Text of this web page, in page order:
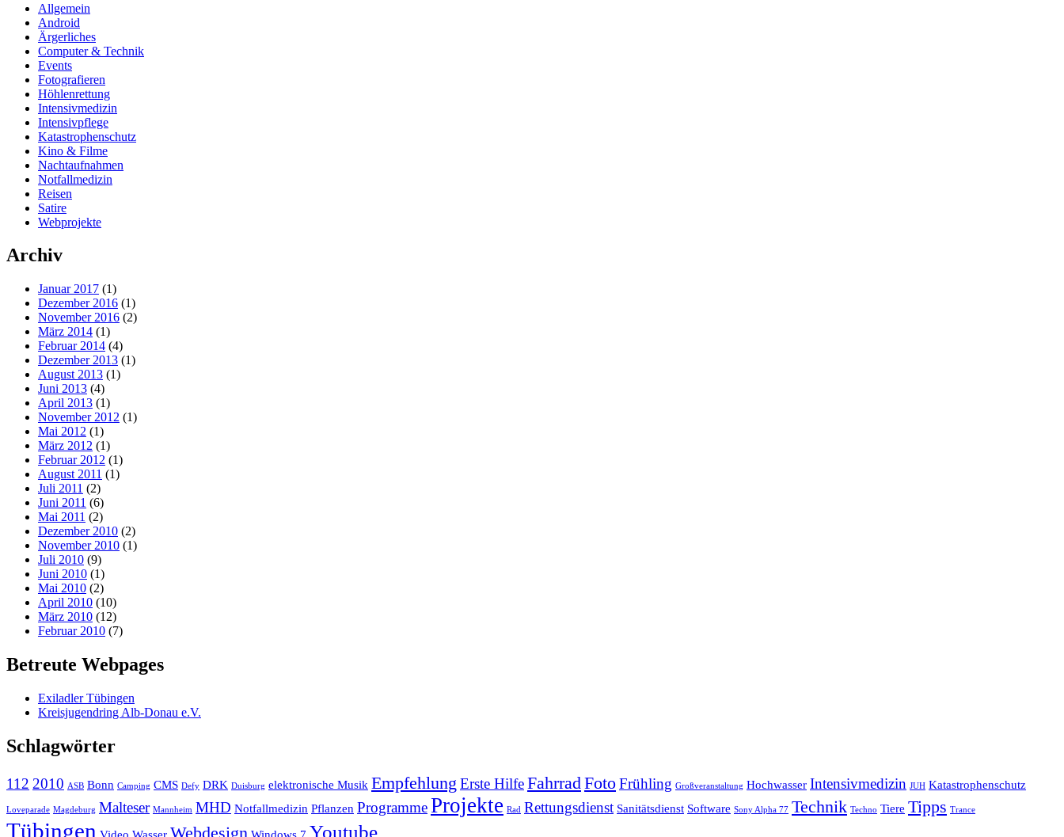
Allgemein
Android
Ärgerliches
Computer & Technik
Events
Fotografieren
Höhlenrettung
Intensivmedizin
Intensivpflege
Katastrophenschutz
Kino & Filme
Nachtaufnahmen
Notfallmedizin
Reisen
Satire
Webprojekte
Archiv
Januar 2017 (1)
Dezember 2016 (1)
November 2016 (2)
März 2014 (1)
Februar 2014 (4)
Dezember 2013 (1)
August 2013 (1)
Juni 2013 (4)
April 2013 (1)
November 2012 (1)
Mai 2012 (1)
März 2012 (1)
Februar 2012 (1)
August 2011 (1)
Juli 2011 (2)
Juni 2011 (6)
Mai 2011 (2)
Dezember 2010 (2)
November 2010 (1)
Juli 2010 (9)
Juni 2010 (1)
Mai 2010 (2)
April 2010 (10)
März 2010 (12)
Februar 2010 (7)
Betreute Webpages
Exiladler Tübingen
Kreisjugendring Alb-Donau e.V.
Schlagwörter
112 2010 ASB Bonn Camping CMS Defy DRK Duisburg elektronische Musik Empfehlung Erste HilfeFahrradFotoFrühling Großveranstaltung Hochwasser Intensivmedizin JUH Katastrophenschutz
Loveparade Magdeburg Malteser Mannheim MHD Notfallmedizin Pflanzen ProgrammeProjekte Rad Rettungsdienst Sanitätsdienst Software Sony Alpha 77 Technik Techno Tiere Tipps Trance
Tübingen Video Wasser Webdesign Windows 7 Youtube